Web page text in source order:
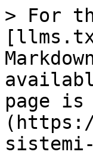
> For
page is